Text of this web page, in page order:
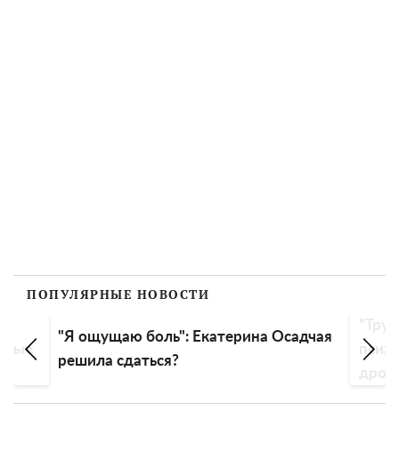
ПОПУЛЯРНЫЕ НОВОСТИ
"Я ощущаю боль": Екатерина Осадчая
решила сдаться?